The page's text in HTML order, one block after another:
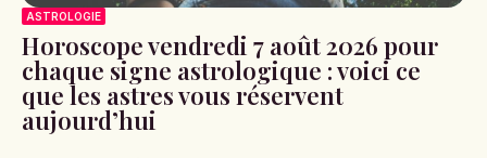
ASTROLOGIE
Horoscope vendredi 7 août 2026 pour
chaque signe astrologique : voici ce
que les astres vous réservent
aujourd’hui